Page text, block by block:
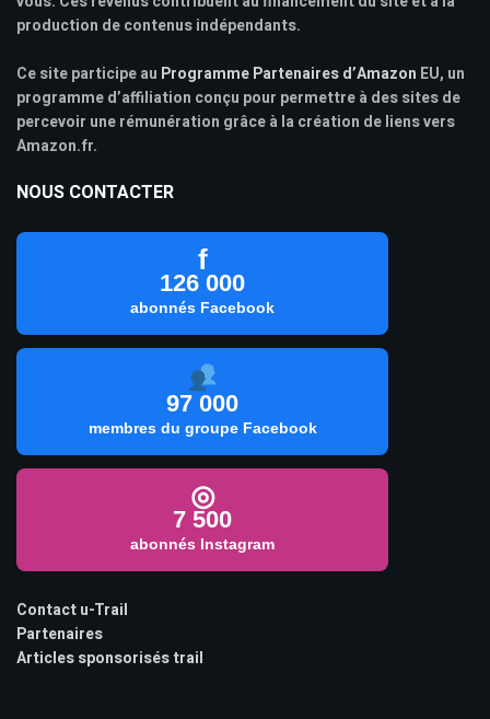
production de contenus indépendants.
Ce site participe au Programme Partenaires d’Amazon EU, un
programme d’affiliation conçu pour permettre à des sites de
percevoir une rémunération grâce à la création de liens vers
Amazon.fr.
NOUS CONTACTER
f
126 000
abonnés Facebook
97 000
membres du groupe Facebook
◎
7 500
abonnés Instagram
Contact u-Trail
Partenaires
Articles sponsorisés trail